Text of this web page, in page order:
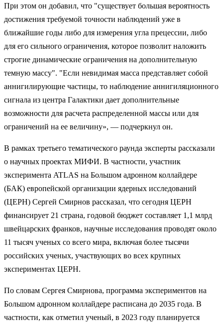
При этом он добавил, что "существует большая вероятность
достижения требуемой точности наблюдений уже в
ближайшие годы либо для измерения угла прецессии, либо
для его сильного ограничения, которое позволит наложить
строгие динамические ограничения на дополнительную
темную массу". "Если невидимая масса представляет собой
аннигилирующие частицы, то наблюдение аннигиляционного
сигнала из центра Галактики дает дополнительные
возможности для расчета распределенной массы или для
ограничений на ее величину», — подчеркнул он.
В рамках третьего тематического раунда эксперты рассказали
о научных проектах МИФИ. В частности, участник
эксперимента ATLAS на Большом адронном коллайдере
(БАК) европейской организации ядерных исследований
(ЦЕРН) Сергей Смирнов рассказал, что сегодня ЦЕРН
финансирует 21 страна, годовой бюджет составляет 1,1 млрд
швейцарских франков, научные исследования проводят около
11 тысяч ученых со всего мира, включая более тысячи
российских ученых, участвующих во всех крупных
экспериментах ЦЕРН.
По словам Сергея Смирнова, программа экспериментов на
Большом адронном коллайдере расписана до 2035 года. В
частности, как отметил ученый, в 2023 году планируется